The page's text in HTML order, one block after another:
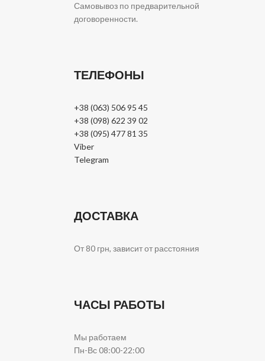
Самовывоз по предварительной
договоренности.
ТЕЛЕФОНЫ
+38 (063) 506 95 45
+38 (098) 622 39 02
+38 (095) 477 81 35
Viber
Telegram
ДОСТАВКА
От 80 грн, зависит от расстояния
ЧАСЫ РАБОТЫ
Мы работаем
Пн-Вс 08:00-22:00